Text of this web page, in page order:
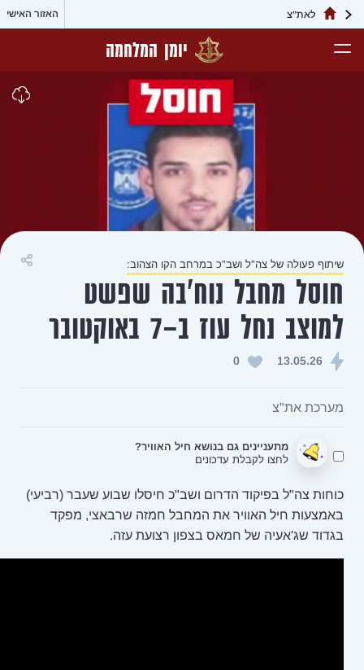
במרחב הקו הצהוב: שיתוף
שפשט
חיל האוויר?
ושב"כ חיסלו שבוע שעבר (רביעי)
המחבל חמזה שרבאצי, מפקד
בצפון רצועת עזה.